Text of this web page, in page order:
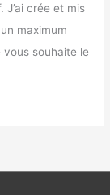
J’ai crée et mis
maximum
vous souhaite le